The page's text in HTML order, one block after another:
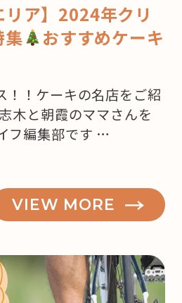
リア】2024年クリ
集
おすすめケーキ
！！ケーキの名店をご紹
木と朝霞のママさんを
フ編集部です …
VIEW MORE